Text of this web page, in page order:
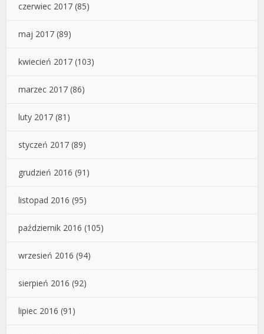
czerwiec 2017 (85)
maj 2017 (89)
kwiecień 2017 (103)
marzec 2017 (86)
luty 2017 (81)
styczeń 2017 (89)
grudzień 2016 (91)
listopad 2016 (95)
październik 2016 (105)
wrzesień 2016 (94)
sierpień 2016 (92)
lipiec 2016 (91)